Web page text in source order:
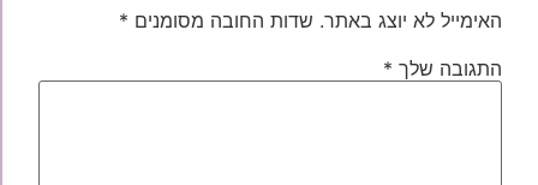
האימייל לא יוצג באתר. שדות החובה מסומנים *
התגובה שלך *